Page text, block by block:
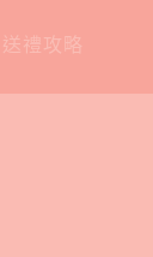
送禮攻略